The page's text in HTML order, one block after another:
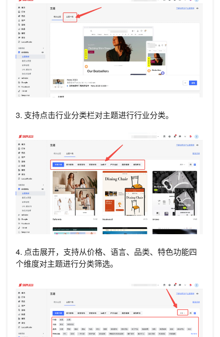
3. 支持点击行业分类栏对主题进行行业分类。
4. 点击展开，支持从价格、语言、品类、特色功能四
个维度对主题进行分类筛选。